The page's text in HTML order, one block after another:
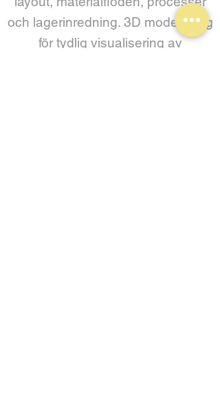
och lagerinredning. 3D modellering
för tydlig visualisering av